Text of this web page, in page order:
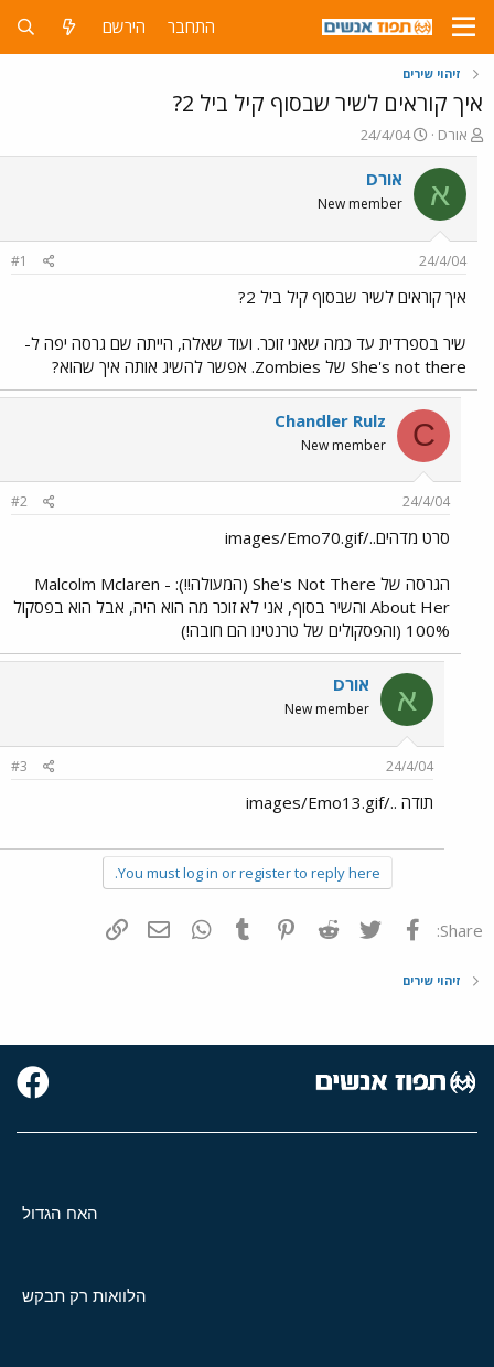
התחבר הירשם
זיהוי שירים
איך קוראים לשיר שבסוף קיל ביל 2?
פ
ו
ת
ח
ה
ש
א
אורD
פ
ו
ר
24/4/04
א אורD
New member
24/4/04
#1
איך קוראים לשיר שבסוף קיל ביל 2?
שיר בספרדית עד כמה שאני זוכר. ועוד שאלה, הייתה שם גרסה יפה ל-
She's not there של Zombies. אפשר להשיג אותה איך שהוא?
C
Chandler Rulz
New member
24/4/04
#2
סרט מדהים../images/Emo70.gif
הגרסה של She's Not There (המעולה!!): Malcolm Mclaren -
About Her והשיר בסוף, אני לא זוכר מה הוא היה, אבל הוא בפסקול
100% (והפסקולים של טרנטינו הם חובה!)
א אורD
New member
24/4/04
#3
תודה ../images/Emo13.gif
You must log in or register to reply here.
Share: פייסבוק Twitter
Reddit
Pinterest
Tumblr
WhatsAppדואר אלקטרוני
זיהוי שירים
האח הגדול
הלוואות רק תבקש